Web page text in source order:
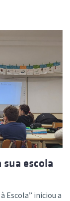
sua escola
Escola” iniciou a